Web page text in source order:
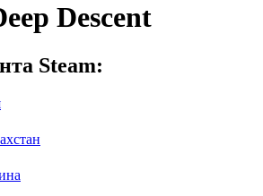
Descent
Steam: